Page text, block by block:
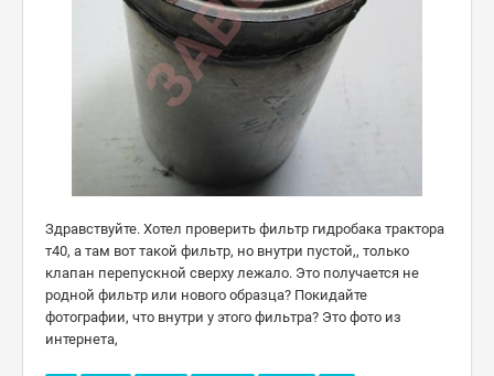
Здравствуйте. Хотел проверить фильтр гидробака трактора
т40, а там вот такой фильтр, но внутри пустой,, только
клапан перепускной сверху лежало. Это получается не
родной фильтр или нового образца? Покидайте
фотографии, что внутри у этого фильтра? Это фото из
интернета,